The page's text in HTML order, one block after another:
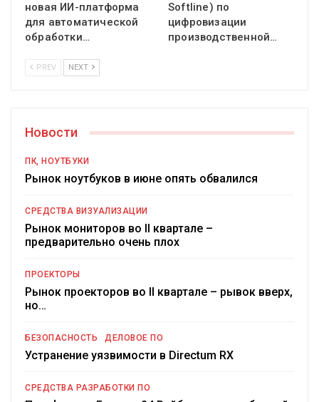
новая ИИ-платформа
для автоматической
обработки…
Softline) по
цифровизации
производственной…
PREV NEXT
Новости
ПК, НОУТБУКИ
Рынок ноутбуков в июне опять обвалился
СРЕДСТВА ВИЗУАЛИЗАЦИИ
Рынок мониторов во II квартале –
предварительно очень плох
ПРОЕКТОРЫ
Рынок проекторов во II квартале – рывок вверх,
но…
БЕЗОПАСНОСТЬ ДЕЛОВОЕ ПО
Устранение уязвимости в Directum RX
СРЕДСТВА РАЗРАБОТКИ ПО